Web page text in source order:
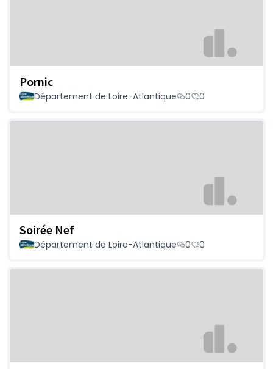
Pornic
Département de Loire-Atlantique 0 0
Soirée Nef
Département de Loire-Atlantique 0 0